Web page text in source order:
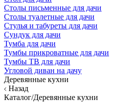
Столы письменные для дачи
Столы туалетные для дачи
Стулья и табуреты для дачи
Сундук для дачи
Тумба для дачи
Тумбы прикроватные для дачи
Тумбы ТВ для дачи
Угловой диван на дачу
Деревянные кухни
Назад
Каталог/Деревянные кухни